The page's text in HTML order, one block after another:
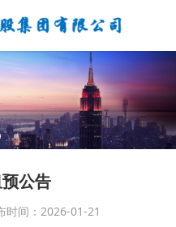
公告
时间：2026-01-21